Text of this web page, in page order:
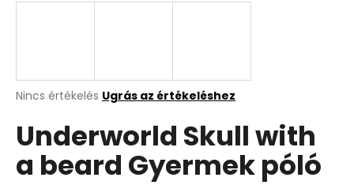
A
átlagos
értékelése
ből
Nincs értékelés Ugrás az értékeléshez
Underworld Skull with
a beard Gyermek póló